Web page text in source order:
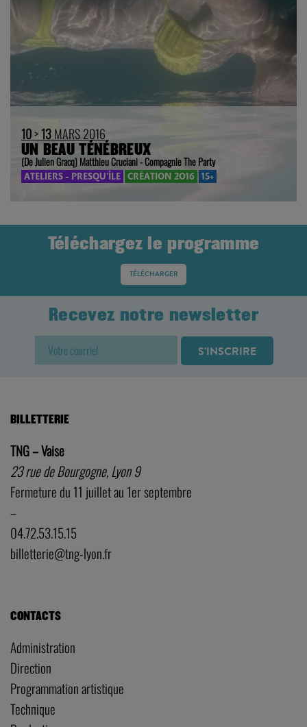
10>13MARS 2016
UN BEAU TÉNÉBREUX
(De Julien Gracq) Matthieu Cruciani - Compagnie The Party
ATELIERS - PRESQU'ÎLE CRÉATION 2016 15+
Téléchargez le programme
TÉLÉCHARGER
Recevez notre newsletter
BILLETTERIE
TNG – Vaise
23 rue de Bourgogne, Lyon 9
Fermeture du 11 juillet au 1er septembre
–
04.72.53.15.15
billetterie@tng-lyon.fr
CONTACTS
Administration
Direction
Programmation artistique
Technique